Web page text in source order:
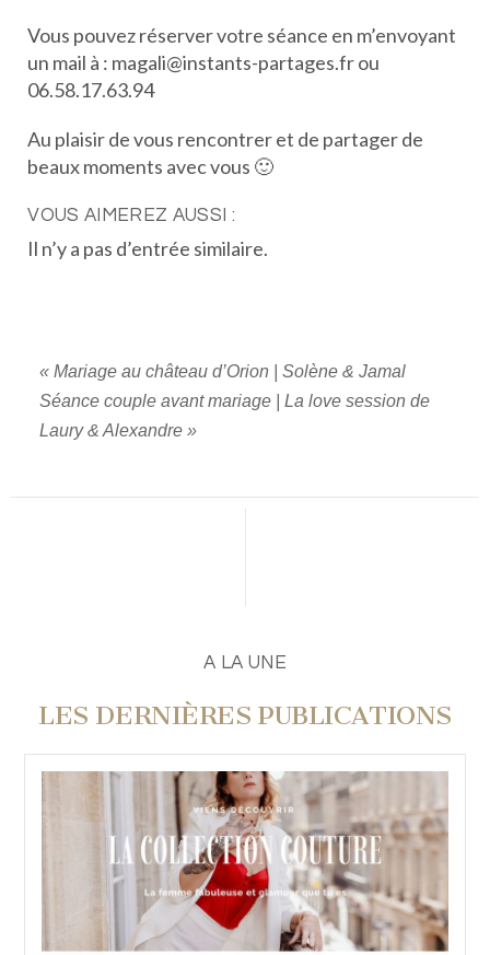
Vous pouvez réserver votre séance en m’envoyant
un mail à : magali@instants-partages.fr ou
06.58.17.63.94
Au plaisir de vous rencontrer et de partager de
beaux moments avec vous 🙂
VOUS AIMEREZ AUSSI :
Il n’y a pas d’entrée similaire.
« Mariage au château d’Orion | Solène & Jamal
Séance couple avant mariage | La love session de
Laury & Alexandre »
A LA UNE
LES DERNIÈRES PUBLICATIONS